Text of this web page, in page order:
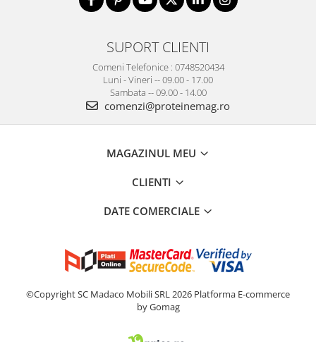
SUPORT CLIENTI
Comeni Telefonice : 0748520434
Luni - Vineri -- 09.00 - 17.00
Sambata -- 09.00 - 14.00
comenzi@proteinemag.ro
MAGAZINUL MEU
CLIENTI
DATE COMERCIALE
©Copyright SC Madaco Mobili SRL 2026 Platforma E-commerce
by Gomag